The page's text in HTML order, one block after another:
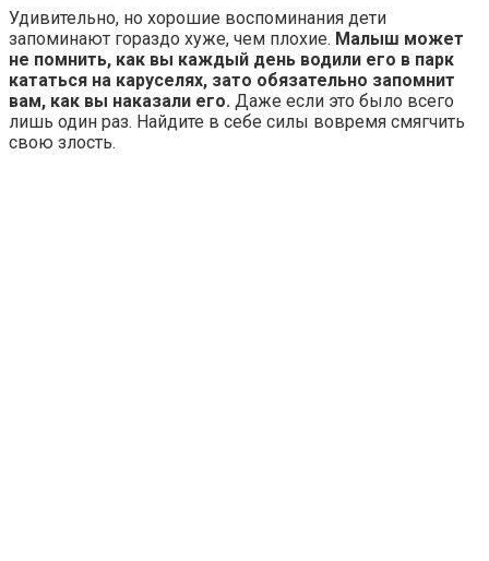
Удивительно, но хорошие воспоминания дети
запоминают гораздо хуже, чем плохие. Малыш может
не помнить, как вы каждый день водили его в парк
кататься на каруселях, зато обязательно запомнит
вам, как вы наказали его. Даже если это было всего
лишь один раз. Найдите в себе силы вовремя смягчить
свою злость.